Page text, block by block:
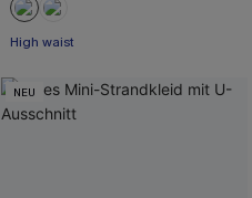
High waist
NEU